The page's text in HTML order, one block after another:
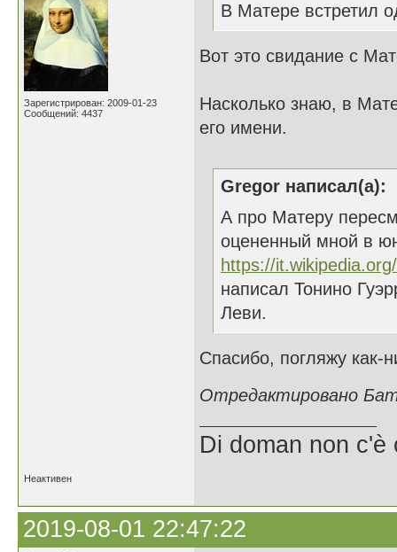
Зарегистрирован: 2009-01-23
Сообщений: 4437
В Матере встретил
Вот это свидание с
Насколько знаю, в
его имени.
Gregor написал(а):
А про Матеру
оцененный мной в
https://
написал Тонино
Леви.
Спасибо, погляжу как-
Отредактировано
Di doman non c'è
Неактивен
2019-08-01 22:47:22